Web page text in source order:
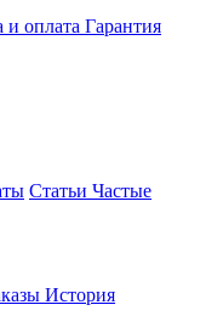
и оплата Гарантия
Статьи Частые
История